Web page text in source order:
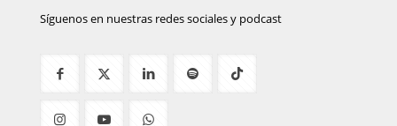
Síguenos en nuestras redes sociales y podcast